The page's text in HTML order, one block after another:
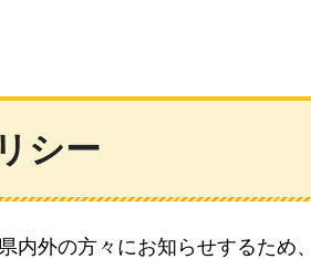
シー
内外の方々にお知らせするため